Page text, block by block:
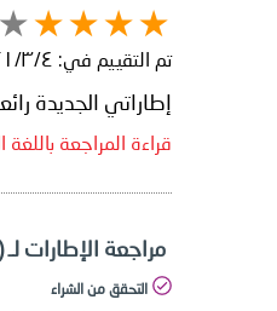
تم التقييم في: ٤‏/٣‏/٢٠٢١
إطاراتي الجديدة
قراءة المراجعة باللغة
مراجعة الإطارات لـ Yokohama ADVAN SPORT V105 255/35 R20 (Y)
التحقق من الشراء